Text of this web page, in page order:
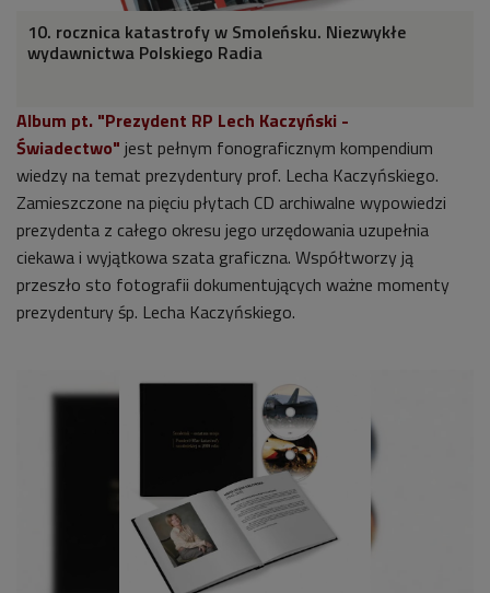
10. rocznica katastrofy w Smoleńsku. Niezwykłe
wydawnictwa Polskiego Radia
Album pt. "Prezydent RP Lech Kaczyński -
Świadectwo" jest pełnym fonograficznym kompendium
wiedzy na temat prezydentury prof. Lecha Kaczyńskiego.
Zamieszczone na pięciu płytach CD archiwalne wypowiedzi
prezydenta z całego okresu jego urzędowania uzupełnia
ciekawa i wyjątkowa szata graficzna. Współtworzy ją
przeszło sto fotografii dokumentujących ważne momenty
prezydentury śp. Lecha Kaczyńskiego.